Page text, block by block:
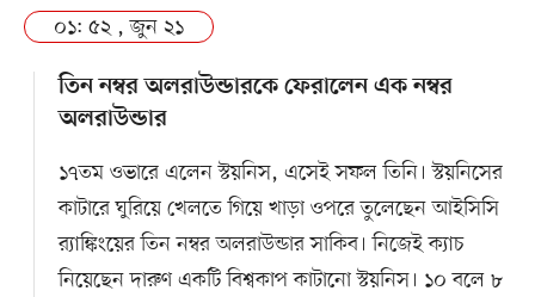
০১: ৫২ , জুন ২১
তিন নম্বর অলরাউন্ডারকে ফেরালেন এক নম্বর
অলরাউন্ডার
১৭তম ওভারে এলেন স্টয়নিস, এসেই সফল তিনি। স্টয়নিসের
কাটারে ঘুরিয়ে খেলতে গিয়ে খাড়া ওপরে তুলেছেন আইসিসি
র‍্যাঙ্কিংয়ের তিন নম্বর অলরাউন্ডার সাকিব। নিজেই ক্যাচ
নিয়েছেন দারুণ একটি বিশ্বকাপ কাটানো স্টয়নিস। ১০ বলে ৮